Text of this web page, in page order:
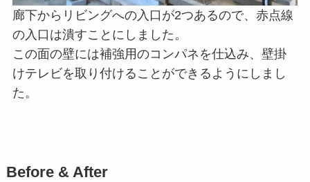
廊下からリビングへの入口が2つあるので、赤点線
の入口は潰すことにしました。
この面の壁には補強用のコンパネを仕込み、壁掛
けテレビを取り付けることができるようにしまし
た。
Before & After